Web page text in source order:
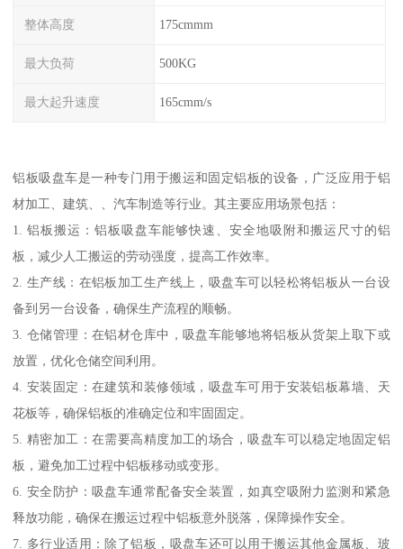
整体高度 175cmmm
最大负荷 500KG
最大起升速度 165cmm/s
铝板吸盘车是一种专门用于搬运和固定铝板的设备，广泛应用于铝
材加工、建筑、、汽车制造等行业。其主要应用场景包括：
1. 铝板搬运：铝板吸盘车能够快速、安全地吸附和搬运尺寸的铝
板，减少人工搬运的劳动强度，提高工作效率。
2. 生产线：在铝板加工生产线上，吸盘车可以轻松将铝板从一台设
备到另一台设备，确保生产流程的顺畅。
3. 仓储管理：在铝材仓库中，吸盘车能够地将铝板从货架上取下或
放置，优化仓储空间利用。
4. 安装固定：在建筑和装修领域，吸盘车可用于安装铝板幕墙、天
花板等，确保铝板的准确定位和牢固固定。
5. 精密加工：在需要高精度加工的场合，吸盘车可以稳定地固定铝
板，避免加工过程中铝板移动或变形。
6. 安全防护：吸盘车通常配备安全装置，如真空吸附力监测和紧急
释放功能，确保在搬运过程中铝板意外脱落，保障操作安全。
7. 多行业适用：除了铝板，吸盘车还可以用于搬运其他金属板、玻